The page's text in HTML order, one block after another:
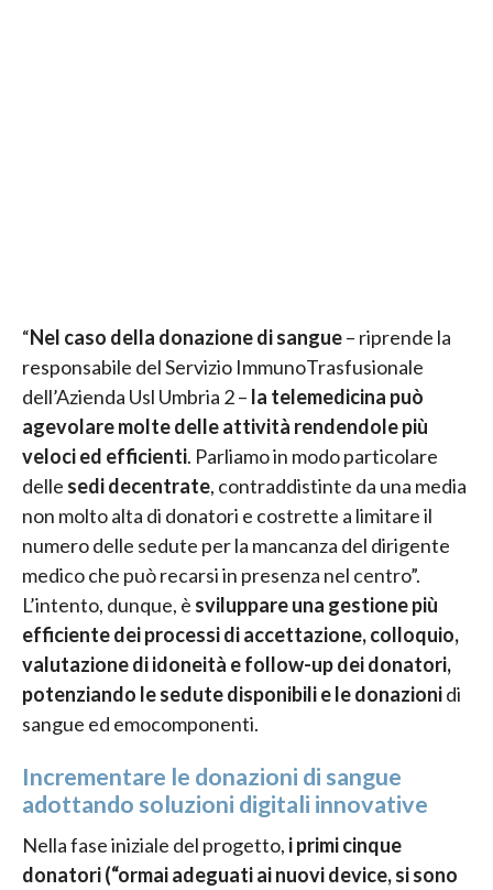
“Nel caso della donazione di sangue– riprende la
responsabile del Servizio ImmunoTrasfusionale
dell’Azienda Usl Umbria 2 – la telemedicina può
agevolare molte delle attività rendendole più
veloci ed efficienti. Parliamo in modo particolare
delle sedi decentrate, contraddistinte da una media
non molto alta di donatori e costrette a limitare il
numero delle sedute per la mancanza del dirigente
medico che può recarsi in presenza nel centro”.
L’intento, dunque, è sviluppare una gestione più
efficiente dei processi di accettazione, colloquio,
valutazione di idoneità e follow-up dei donatori,
potenziando le sedute disponibili e le donazionidi
sangue ed emocomponenti.
Incrementare le donazioni di sangue
adottando soluzioni digitali innovative
Nella fase iniziale del progetto, i primi cinque
donatori (“ormai adeguati ai nuovi device, si sono